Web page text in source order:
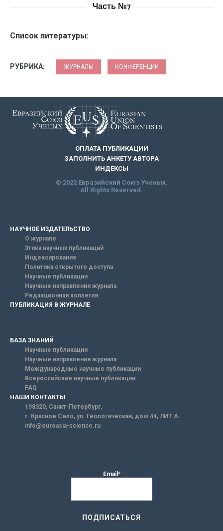
Часть №7
Список литературы:
РУБРИКА: ЖУРНАЛЫ КОНФЕРЕНЦИИ
ОПЛАТА ПУБЛИКАЦИИ
ЗАПОЛНИТЬ АНКЕТУ АВТОРА
ИНДЕКСЫ
© 2022 Евразийский Союз Ученых.
All Rights Reserved.
НАУЧНОЕ ИЗДАТЕЛЬСТВО
О журнале
Этика научных публикаций
Индексирование
Политика открытого доступа
Научные публикации
Научные направления журнала
Редакционная коллегия
ПУБЛИКАЦИЯ В ЖУРНАЛЕ
БАЗА ЗНАНИЙ
Научные публикации
Научные направления журнала
Международные научные публикации
Всероссийские научные публикации
FAQ
НАШИ КОНТАКТЫ
198320, Санкт-Петербург,
г. Красное Село, ул. Геологическая, дом 44, ЛИТ А.
info@euroasia-science.ru
Email*